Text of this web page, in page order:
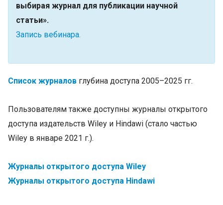
выбирая журнал для публикации научной
статьи».
Запись вебинара
Список журналов глубина доступа 2005–2025 гг.
Пользователям также доступны журналы открытого
доступа издательств Wiley и Hindawi (стало частью
Wiley в январе 2021 г.).
Журналы открытого доступа Wiley
Журналы открытого доступа Hindawi